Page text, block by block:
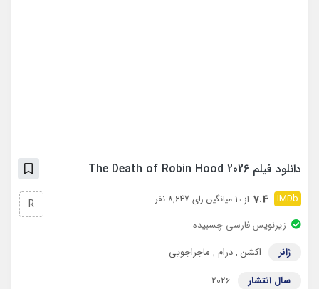
دانلود فیلم The Death of Robin Hood 2026
7.4 از 10 میانگین رای 8,647 نفر
زیرنویس فارسی چسبیده
ژانر
اکشن ,درام , ماجراجویی
سال انتشار
2026
R